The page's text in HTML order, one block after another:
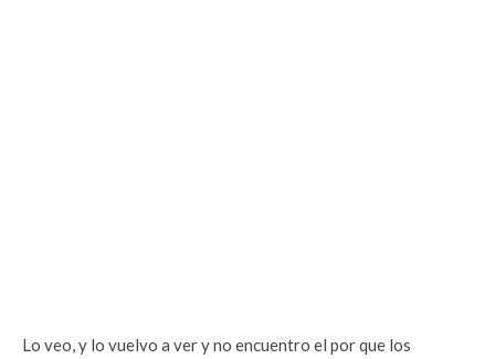
Lo veo, y lo vuelvo a ver y no encuentro el por que los